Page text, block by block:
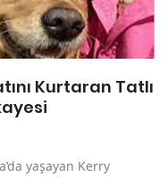
Kurtaran Tatlı
yaşayan Kerry